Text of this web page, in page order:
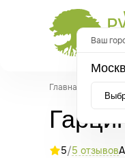
Главная
5/5 отзывов
Ваш